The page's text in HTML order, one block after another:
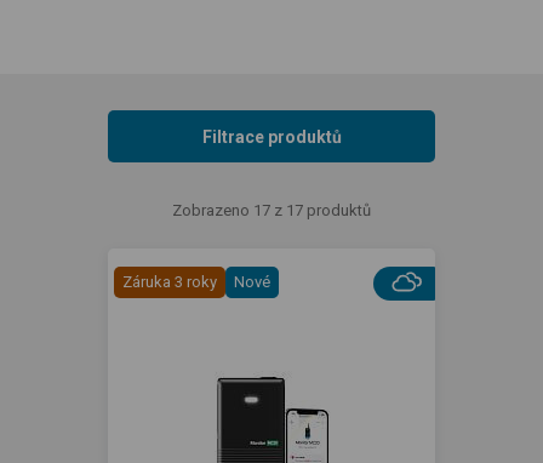
Filtrace produktů
Zobrazeno 17 z 17 produktů
Záruka 3 roky Nové